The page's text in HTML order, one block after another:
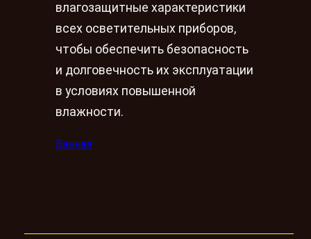
влагозащитные характеристики
всех осветительных приборов,
чтобы обеспечить безопасность
и долговечность их эксплуатации
в условиях повышенной
влажности.
Ванная